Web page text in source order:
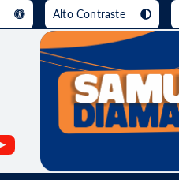
[alt+3] Ir para o rodapé [alt+4]
Alto Contraste